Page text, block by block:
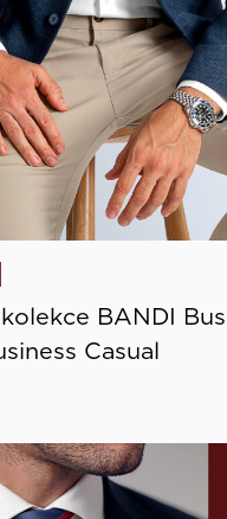
BANDI
Casual